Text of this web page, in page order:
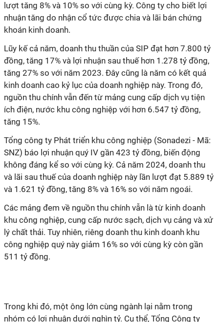
lượt tăng 8% và 10% so với cùng kỳ. Công ty cho biết lợi
nhuận tăng do nhận cổ tức được chia và lãi bán chứng
khoán kinh doanh.
Lũy kế cả năm, doanh thu thuần của SIP đạt hơn 7.800 tỷ
đồng, tăng 17% và lợi nhuận sau thuế hơn 1.278 tỷ đồng,
tăng 27% so với năm 2023. Đây cũng là năm có kết quả
kinh doanh cao kỷ lục của doanh nghiệp này. Trong đó,
nguồn thu chính vẫn đến từ mảng cung cấp dịch vụ tiện
ích điện, nước khu công nghiệp với hơn 6.547 tỷ đồng,
tăng 15%.
Tổng công ty Phát triển khu công nghiệp (Sonadezi - Mã:
SNZ) báo lợi nhuận quý IV gần 423 tỷ đồng, biến động
không đáng kể so với cùng kỳ. Cả năm 2024, doanh thu
và lãi sau thuế của doanh nghiệp này lần lượt đạt 5.889 tỷ
và 1.621 tỷ đồng, tăng 8% và 16% so với năm ngoái.
Các mảng đem về nguồn thu chính vẫn là từ kinh doanh
khu công nghiệp, cung cấp nước sạch, dịch vụ cảng và xử
lý chất thải. Tuy nhiên, riêng doanh thu kinh doanh khu
công nghiệp quý này giảm 16% so với cùng kỳ còn gần
511 tỷ đồng.
Trong khi đó, một ông lớn cùng ngành lại nằm trong
nhóm có lợi nhuận dưới nghìn tỷ. Cụ thể, Tổng Công ty